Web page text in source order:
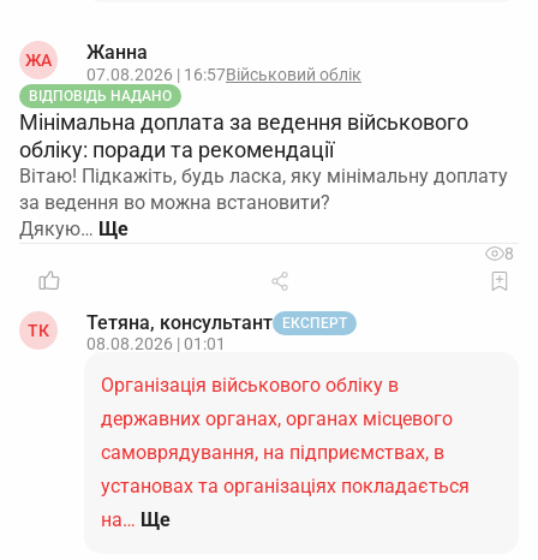
ЖА Жанна
07.08.2026 | 16:57Військовий облік
ВІДПОВІДЬ НАДАНО
Мінімальна доплата за ведення військового
обліку: поради та рекомендації
Вітаю! Підкажіть, будь ласка, яку мінімальну доплату
за ведення во можна встановити?
Дякую…
8
ТК Тетяна, консультант ЕКСПЕРТ
08.08.2026 | 01:01
Організація військового обліку в
державних органах, органах місцевого
самоврядування, на підприємствах, в
установах та організаціях покладається
на… Ще